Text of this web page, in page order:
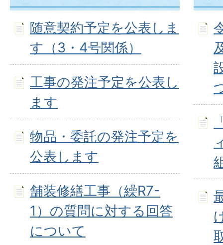
随意契約予定を公表しま
す（3・4号関係）
工事の発注予定を公表し
ます
物品・委託の発注予定を
公表します
舗装修繕工事（繰R7-
1）の質問に対する回答
について